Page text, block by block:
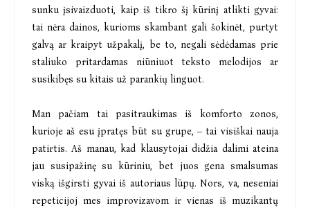
sunku įsivaizduoti, kaip iš tikro šį kūrinį atlikti gyvai:
tai nėra dainos, kurioms skambant gali šokinėt, purtyt
galvą ar kraipyt užpakalį, be to, negali sėdėdamas prie
staliuko pritardamas niūniuot teksto melodijos ar
susikibęs su kitais už parankių linguot.
Man pačiam tai pasitraukimas iš komforto zonos,
kurioje aš esu įpratęs būt su grupe, – tai visiškai nauja
patirtis. Aš manau, kad klausytojai didžia dalimi ateina
jau susipažinę su kūriniu, bet juos gena smalsumas
viską išgirsti gyvai iš autoriaus lūpų. Nors, va, neseniai
repeticijoj mes improvizavom ir vienas iš muzikantų